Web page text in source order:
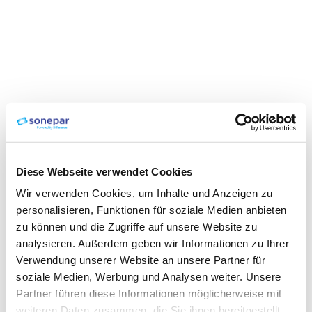
Diese Webseite verwendet Cookies
Wir verwenden Cookies, um Inhalte und Anzeigen zu
personalisieren, Funktionen für soziale Medien anbieten
zu können und die Zugriffe auf unsere Website zu
analysieren. Außerdem geben wir Informationen zu Ihrer
Verwendung unserer Website an unsere Partner für
soziale Medien, Werbung und Analysen weiter. Unsere
Partner führen diese Informationen möglicherweise mit